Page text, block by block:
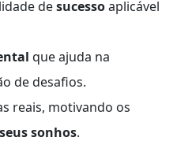
desucessoaplicável
que ajuda na
de desafios.
reais, motivando os
sonhos.